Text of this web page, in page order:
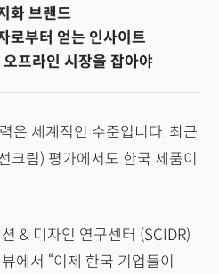
화 브랜드
로부터 얻는 인사이트
프라인 시장을 잡아야
은 세계적인 수준입니다. 최근
크림) 평가에서도 한국 제품이
& 디자인 연구센터 (SCIDR)
에서 “이제 한국 기업들이